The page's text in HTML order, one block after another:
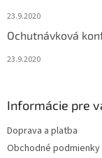
23.9.2020
Ochutnávková
23.9.2020
Informácie pre
Doprava a platba
Obchodné podmienky